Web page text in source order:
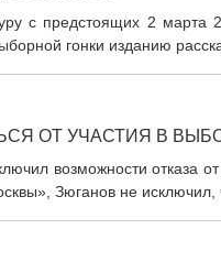
с предстоящих 2 марта
гонки изданию
ОТ УЧАСТИЯ В
возможности отказа
Зюганов не исключил,